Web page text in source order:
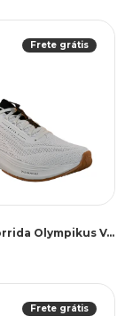
Frete grátis
Tênis de Corrida Olympikus Volta 2 Arenito e Preto
Frete grátis